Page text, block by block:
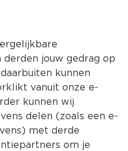
Kies jouw
Producten
jouw gedrag op
kunnen
vanuit onze e-
kunnen wij
delen (zoals een e-
met derde
om je